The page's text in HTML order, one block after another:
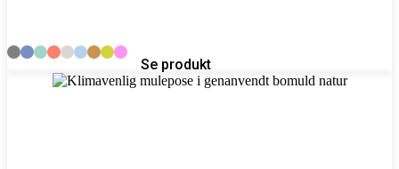
Se produkt